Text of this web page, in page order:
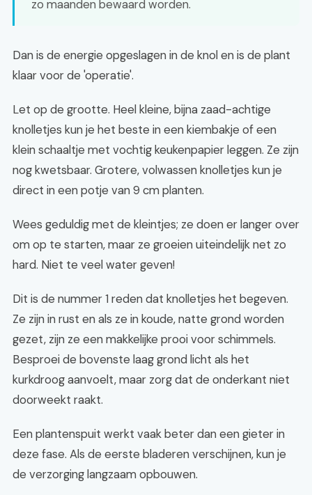
zo maanden bewaard worden.
Dan is de energie opgeslagen in de knol en is de plant
klaar voor de 'operatie'.
Let op de grootte. Heel kleine, bijna zaad-achtige
knolletjes kun je het beste in een kiembakje of een
klein schaaltje met vochtig keukenpapier leggen. Ze zijn
nog kwetsbaar. Grotere, volwassen knolletjes kun je
direct in een potje van 9 cm planten.
Wees geduldig met de kleintjes; ze doen er langer over
om op te starten, maar ze groeien uiteindelijk net zo
hard. Niet te veel water geven!
Dit is de nummer 1 reden dat knolletjes het begeven.
Ze zijn in rust en als ze in koude, natte grond worden
gezet, zijn ze een makkelijke prooi voor schimmels.
Besproei de bovenste laag grond licht als het
kurkdroog aanvoelt, maar zorg dat de onderkant niet
doorweekt raakt.
Een plantenspuit werkt vaak beter dan een gieter in
deze fase. Als de eerste bladeren verschijnen, kun je
de verzorging langzaam opbouwen.